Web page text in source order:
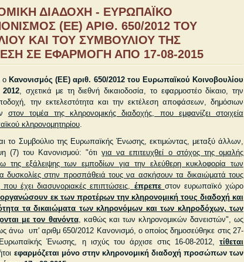
ΔΙΑΔΟΧΗ - ΕΥΡΩΠΑΪΚΟ
(ΕΕ) ΑΡΙΘ. 650/2012 ΤΟΥ
ΚΑΙ ΤΟΥ ΣΥΜΒΟΥΛΙΟΥ ΤΗΣ
ΣΕ ΕΦΑΡΜΟΓΗ ΑΠΟ 17-08-2015
οΚανονισμός (ΕΕ) αριθ. 650/2012 του Ευρωπαϊκού Κοινοβουλίου
, σχετικά με τη διεθνή δικαιοδοσία, το εφαρμοστέο δίκαιο, την
την εκτελεστότητα και την εκτέλεση αποφάσεων, δημόσιων
στον τομέα τηςκληρονομικής διαδοχής, που εμφανίζει στοιχεία
κληρονομητηρίου
το Συμβούλιο της Ευρωπαϊκής Ένωσης, εκτιμώντας, μεταξύ άλλων,
(7) του Κανονισμού: "ότιγια να επιτευχθεί ο στόχος της ομαλής
της εξάλειψης των εμποδίων για την ελεύθερη κυκλοφορία των
δυσκολίες στην προσπάθειά τους να ασκήσουν τα δικαιώματά τους
έχει διασυνοριακές επιπτώσεις, έπρεπε στον ευρωπαϊκό χώρο
εκ των προτέρων την κληρονομική τους διαδοχή και
τα δικαιώματα των κληρονόμων και των κληροδόχων, των
με τον θανόντα, καθώς και των κληρονομικών δανειστών", ως
άνω υπ' αριθμ 650/2012 Κανονισμό, ο οποίος δημοσεύθηκε στις 27-
Ένωσης, η ισχύς του άρχισε στις 16-08-2012, τίθεται
εφαρμόζεται μόνο στην κληρονομική διαδοχή προσώπων των